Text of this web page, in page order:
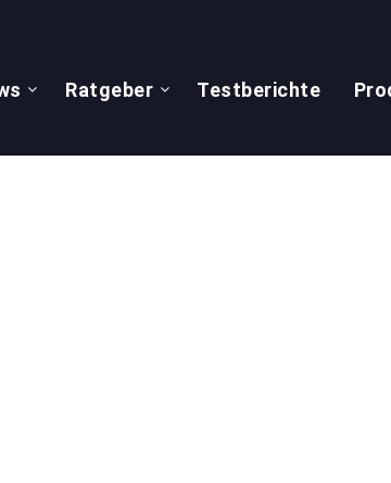
Ratgeber Testberichte